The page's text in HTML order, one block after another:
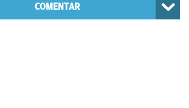
COMENTAR